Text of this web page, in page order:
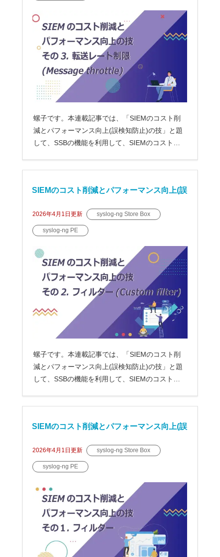
螺子です。本連載記事では、「SIEMのコスト削
減とパフォーマンス向上(誤検知防止)の技」と題
して、SSBの機能を利用して、SIEMのコストを
SIEMのコスト削減とパフォーマンス向上(誤
検知防止)の技-その2.フィルター(Custom filt
2026年4月1日 更新 syslog-ng Store Box
syslog-ng PE
螺子です。本連載記事では、「SIEMのコスト削
減とパフォーマンス向上(誤検知防止)の技」と題
して、SSBの機能を利用して、SIEMのコストを
SIEMのコスト削減とパフォーマンス向上(誤
検知防止)の技-その1.フィルター(Add filter)
2026年4月1日更新 syslog-ng Store Box
syslog-ng PE